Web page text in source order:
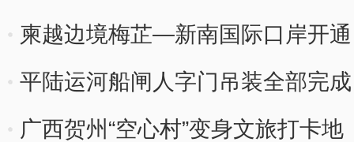
柬越边境梅芷—新南国际口岸开通
平陆运河船闸人字门吊装全部完成
广西贺州“空心村”变身文旅打卡地